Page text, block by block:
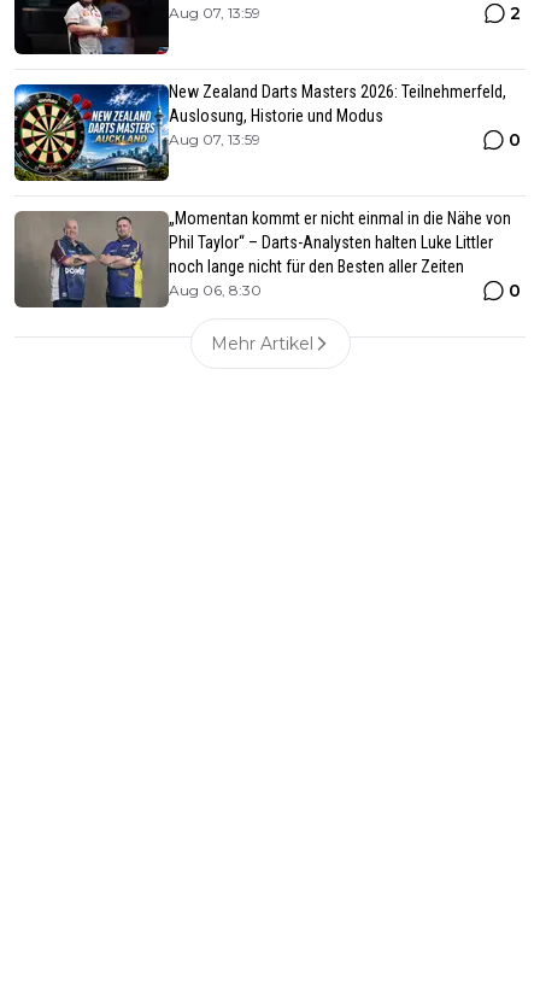
Aug 07, 13:59 2
New Zealand Darts Masters 2026: Teilnehmerfeld,
Auslosung, Historie und Modus
Aug 07, 13:59 0
„Momentan kommt er nicht einmal in die Nähe von
Phil Taylor“ – Darts-Analysten halten Luke Littler
noch lange nicht für den Besten aller Zeiten
Aug 06, 8:30 0
Mehr Artikel